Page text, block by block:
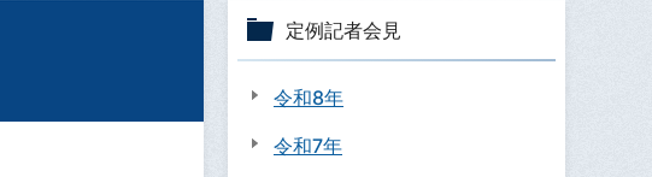
定例記者会見
令和8年
令和7年